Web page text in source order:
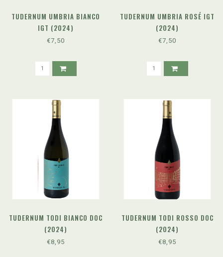
TUDERNUM UMBRIA BIANCO
IGT (2024)
€7,50
TUDERNUM UMBRIA ROSÉ IGT
(2024)
€7,50
TUDERNUM TODI BIANCO DOC
(2024)
€8,95
TUDERNUM TODI ROSSO DOC
(2024)
€8,95